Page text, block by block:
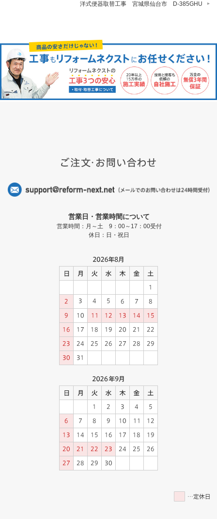
洋式便器取替工事 宮城県仙台市 D-385GHU
営業日・営業時間について
営業時間：月～土 9：00～17：00受付
休日：日・祝日